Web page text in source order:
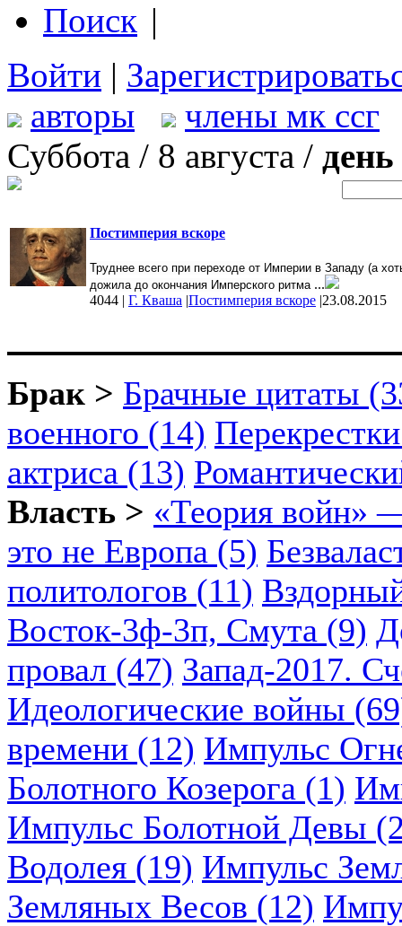
Поиск |
Войти |
авторы
члены мк ссг
Суббота / 8 августа /
Постимперия вскоре
Труднее всего при переходе от Империи в Западу (а
дожила до окончания Имперского ритма ...
4044 | Г. Кваша |Постимперия вскоре |23.08.2015
Брак > Брачные цитаты
военного (14)
актриса (13)
Власть > «Теория войн»
это не Европа (5)
политологов (11)
Восток-3ф-3п, Смута (9)
провал (47) Запад-2017.
Идеологические войны
времени (12) Импульс
Болотного Козерога (1)
Импульс Болотной Девы
Водолея (19) Импульс
Земляных Весов (12)